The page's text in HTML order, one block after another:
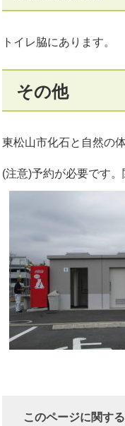
トイレ脇にあります。
その他
東松山市化石と自然の
(注意)予約が必要です
このページに関す